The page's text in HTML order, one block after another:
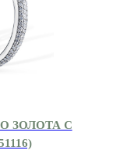
ЗОЛОТА С